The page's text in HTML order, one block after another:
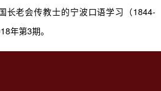
长老会传教士的宁波口语学习（1844-
年第3期。